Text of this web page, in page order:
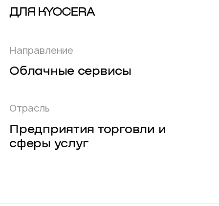
ИТ-решения
Инженерные системы
Отраслевые решения
ДЛЯ KYOCERA
Отрасль
Предприятия торговли и
сферы услуг
Направление
Облачные сервисы